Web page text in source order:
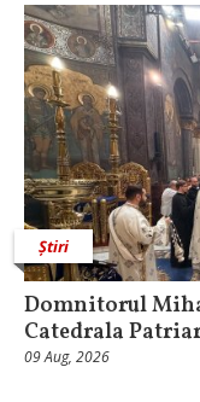
Știri
Domnitorul
Catedrala
09 Aug, 2026